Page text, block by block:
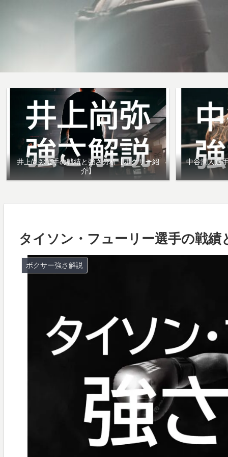
井上尚弥選手の戦績と強さ分析【ボクサー紹
介】
中谷潤人選
タイソン・フューリー選手の戦
ボクサー強さ解説